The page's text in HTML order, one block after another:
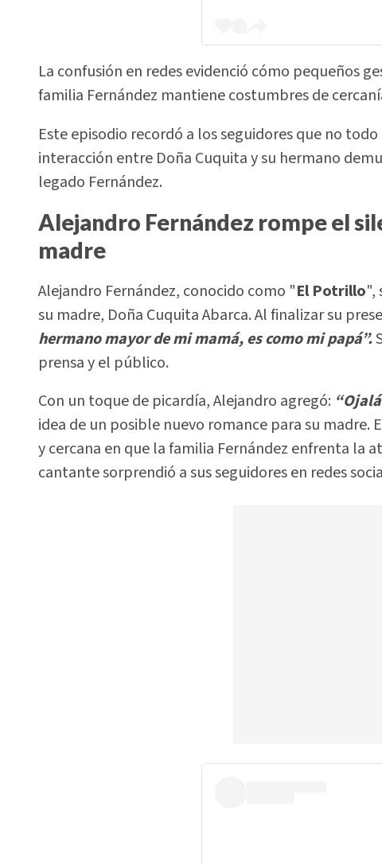
La confusión en redes evidenció cómo pequeños
familia Fernández mantiene costumbres de
Este episodio recordó a los seguidores que no
interacción entre Doña Cuquita y su hermano
legado Fernández.
Alejandro Fernández rompe el
madre
Alejandro Fernández, conocido como "El Potrillo",
su madre, Doña Cuquita Abarca. Al finalizar su
hermano mayor de mi mamá, es como mi papá”.
prensa y el público.
Con un toque de picardía, Alejandro agregó:
idea de un posible nuevo romance para su madre.
y cercana en que la familia Fernández enfrenta la
cantante sorprendió a sus seguidores en redes